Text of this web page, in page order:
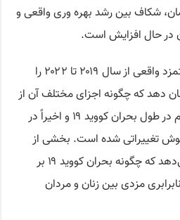
شکاف بین رشد بهره وری واقعی و
در حال افزایش است.
این گزارش، سیر حرکتی دستمزد واقعی از سال ۲۰۱۹ تا ۲۰۲۲ را
دهد که چگونه اجزای مختلف آن از
قبیل اشتغال، دستمزد و تورم در طول بحران کووید ۱۹ و اخیراً در
تغییراتی شده است. بخشی از
این تجزیه و تحلیل نشان می‌دهد که چگونه بحران کووید ۱۹ بر
مزدی بین زنان و مردان